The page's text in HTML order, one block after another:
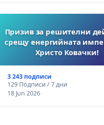
Призив за решителни
срещу енергийната
Христо Ковачки!
3 243 подписи
129 Подписи / 7 дни
18 Jun 2026